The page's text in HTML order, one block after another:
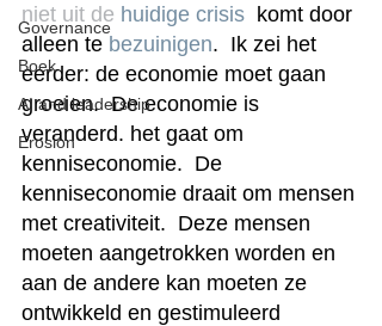
Governance
Boek
AI and leadership
Erosion
niet uit de huidige crisis komt door
alleen te bezuinigen.  Ik zei het
eerder: de economie moet gaan
groeien.  De economie is
veranderd. het gaat om
kenniseconomie.  De
kenniseconomie draait om mensen
met creativiteit.  Deze mensen
moeten aangetrokken worden en
aan de andere kan moeten ze
ontwikkeld en gestimuleerd